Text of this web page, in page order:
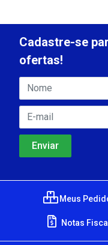
Cadastre-se
ofertas!
Meus
Notas